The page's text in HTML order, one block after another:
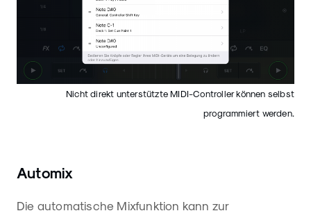
Nicht direkt unterstützte MIDI-Controller können selbst
programmiert werden.
Automix
Die automatische Mixfunktion kann zur